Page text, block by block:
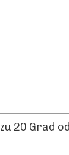
20 Grad